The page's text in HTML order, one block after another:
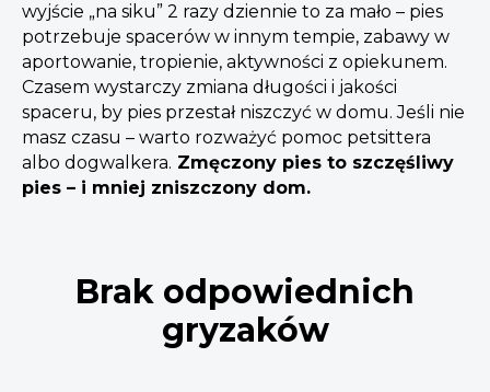
wyjście „na siku” 2 razy dziennie to za mało – pies
potrzebuje spacerów w innym tempie, zabawy w
aportowanie, tropienie, aktywności z opiekunem.
Czasem wystarczy zmiana długości i jakości
spaceru, by pies przestał niszczyć w domu. Jeśli nie
masz czasu – warto rozważyć pomoc petsittera
albo dogwalkera. Zmęczony pies to szczęśliwy
pies – i mniej zniszczony dom.
Brak odpowiednich
gryzaków